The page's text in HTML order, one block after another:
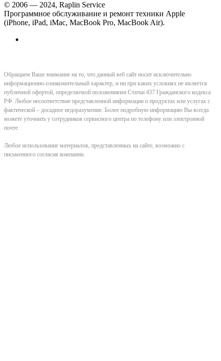
© 2006 — 2024, Raplin Service
Программное обслуживание и ремонт техники Apple
(iPhone, iPad, iMac, MacBook Pro, MacBook Air).
Обращаем Ваше внимание на то, что данный веб сайт носит исключительно
информационно-ознакомительный характер, и ни при каких условиях не является
публичной офертой, определяемой положениями Статьи 437 Гражданского кодекса
РФ. Любое несоответствие представленной информации о продуктах или услугах с
фактической – досадное недоразумение. Более подробную информацию Вы всегда
можете уточнить у сотрудников сервисного центра по телефону или электронной
почте.
Любое использование материалов, представленных на сайте, возможно с
письменного согласия компании.